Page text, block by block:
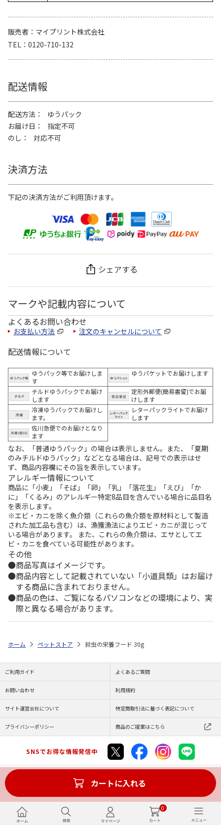
0
販売者
マイプリント株式会社
TEL
0120-710-132
配送情報
配送方法
ゆうパック
お届け日
指定不可
のし
対応不可
決済方法
下記の決済方法がご利用頂けます。
シェアする
マークや記載内容について
よくあるお問い合わせ
お支払い方法 注文のキャンセルについて
配送情報について
ゆうパック等でお届けしま
す
ゆうパケットでお届けします
チルドゆうパックでお届け
します
定形外郵便(簡易書留)でお届
けします
冷凍ゆうパックでお届けし
ます。
レターパックライトでお届け
します
佐川急便でのお届けとなり
ます
なお、「普通ゆうパック」の場合は表示しません。また、「夏期
のみチルドゆうパック」などとなる場合は、記号での表示はせ
ず、商品内容欄にその旨を表示しています。
アレルギー情報について
商品に「小麦」「そば」「卵」「乳」「落花生」「えび」「か
に」「くるみ」のアレルギー特定8品目を含んでいる場合に品目名
を表示します。
※エビ・カニを除く魚介類（これらの魚介類を原材料として製造
された加工品も含む）は、漁獲漁法によりエビ・カニが混じって
いる場合があります。 また、これらの魚介類は、エサとしてエ
ビ・カニを食べている可能性があります。
その他
商品写真はイメージです。
商品内容として記載されていない「小道具類」はお届け
する商品に含まれておりません。
商品の色は、ご覧になるパソコンなどの環境により、実
際と異なる場合があります。
カートに入れる
ホーム ペットストア 鈴虫の栄養フード 30g
ご利用ガイド よくあるご質問
お問い合わせ 利用規約
サイト運営会社について 特定商取引法に基づく表記について
プライバシーポリシー 商品のご提案はこちら
SNSでお得な情報発信中